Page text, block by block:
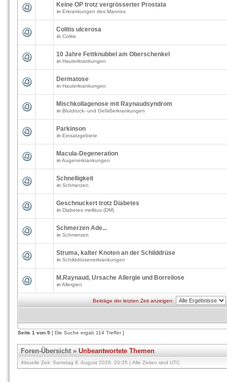
Keine OP trotz vergrösserter Prostata
in Erkrankungen des Mannes
Colitis ulcerosa
in Colitis
10 Jahre Fettknubbel am Oberschenkel
in Hauterkrankungen
Dermatose
in Hauterkrankungen
Mischkollagenose mit Raynaudsyndrom
in Blutdruck- und Gefäßerkrankungen
Parkinson
in Einsatzgebiete
Macula-Degeneration
in Augenerkrankungen
Schnelligkeit
in Schmerzen
Geschnuckert trotz Diabetes
in Diabetes mellitus (DM)
Schmerzen Ade...
in Schmerzen
Struma, kalter Knoten an der Schilddrüse
in Schilddrüsenerkrankungen
M.Raynaud, Ursache Allergie und Borreliose
in Allergien
Beiträge der letzten Zeit anzeigen:
Seite 1 von 5 [ Die Suche ergab 114 Treffer ]
Foren-Übersicht» Unbeantwortete Themen
Aktuelle Zeit: Samstag 8. August 2026, 20:35 | Alle Zeiten sind UTC